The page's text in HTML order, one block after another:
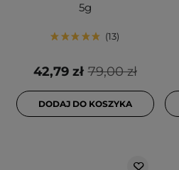
5g
13
79,00 zł
42,79 zł
DODAJ DO KOSZYKA